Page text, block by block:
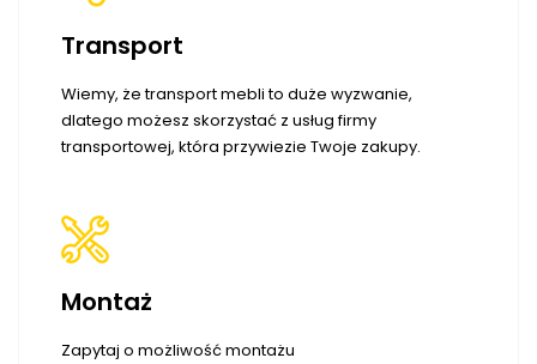
Transport
Wiemy, że transport mebli to duże wyzwanie,
dlatego możesz skorzystać z usług firmy
transportowej, która przywiezie Twoje zakupy.
Montaż
Zapytaj o możliwość montażu